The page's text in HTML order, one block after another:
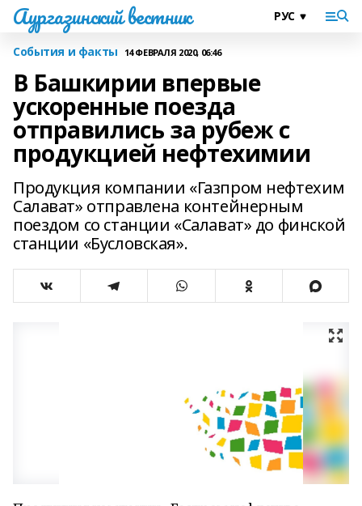
Аургазинский вестник
События и факты 14 ФЕВРАЛЯ 2020, 06:46
В Башкирии впервые
ускоренные поезда
отправились за рубеж с
продукцией нефтехимии
Продукция компании «Газпром нефтехим
Салават» отправлена контейнерным
поездом со станции «Салават» до финской
станции «Бусловская».